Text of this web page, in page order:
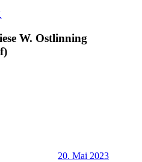
W. Ostlinning
20. Mai 2023